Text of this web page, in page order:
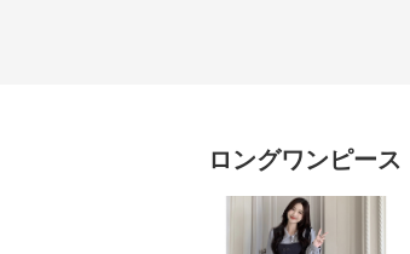
ロングワンピース